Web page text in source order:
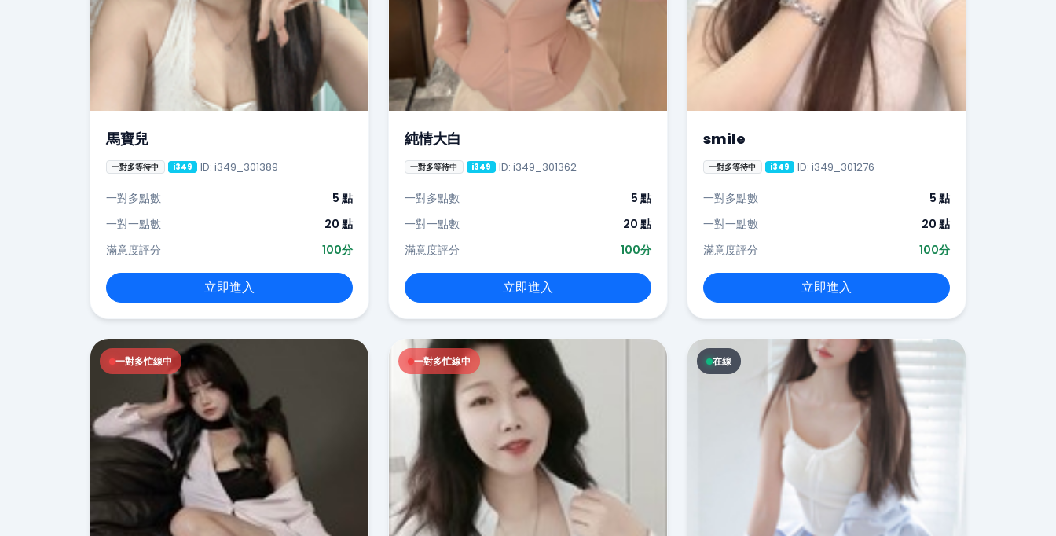
馬寶兒
一對多等待中 i349 ID: i349_301389
一對多點數
5 點
一對一點數
20 點
滿意度評分
100分
立即進入
純情大白
一對多等待中 i349 ID: i349_301362
一對多點數
5 點
一對一點數
20 點
滿意度評分
100分
立即進入
smile
一對多等待中 i349 ID: i349_301276
一對多點數
5 點
一對一點數
20 點
滿意度評分
100分
立即進入
一對多忙線中 一對多忙線中 在線